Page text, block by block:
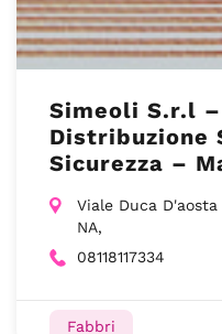
Simeoli S.r.l
Distribuzione
Sicurezza –
Viale Duca
NA,
08118117334
Fabbri